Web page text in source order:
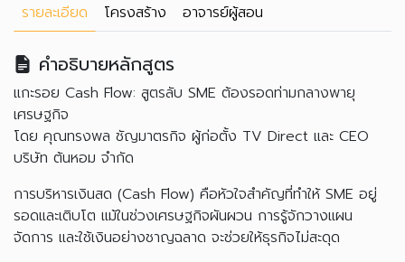
รายละเอียด โครงสร้าง อาจารย์ผู้สอน
คำอธิบายหลักสูตร
แกะรอย Cash Flow: สูตรลับ SME ต้องรอดท่ามกลางพายุ
เศรษฐกิจ
โดย คุณทรงพล ชัญมาตรกิจ ผู้ก่อตั้ง TV Direct และ CEO
บริษัท ต้นหอม จำกัด
การบริหารเงินสด (Cash Flow) คือหัวใจสำคัญที่ทำให้ SME อยู่
รอดและเติบโต แม้ในช่วงเศรษฐกิจผันผวน การรู้จักวางแผน
จัดการ และใช้เงินอย่างชาญฉลาด จะช่วยให้ธุรกิจไม่สะดุด